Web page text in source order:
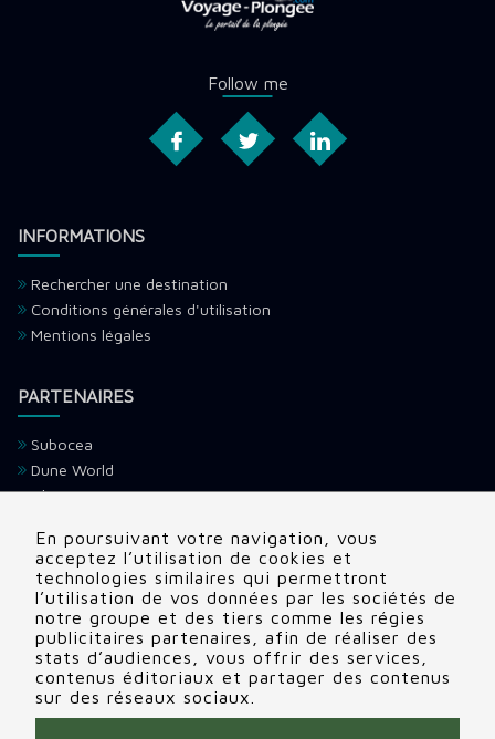
Follow me
INFORMATIONS
Rechercher une destination
Conditions générales d'utilisation
Mentions légales
PARTENAIRES
Subocea
Dune World
Ultramarina
Devenir partenaire
CONTACTS
Adresse:22 rue Edouard, Clamart (92140), France
Tél:+336 69 72 88 86
Contactez nous
En poursuivant votre navigation, vous
acceptez l’utilisation de cookies et
technologies similaires qui permettront
l’utilisation de vos données par les sociétés de
notre groupe et des tiers comme les régies
publicitaires partenaires, afin de réaliser des
stats d’audiences, vous offrir des services,
contenus éditoriaux et partager des contenus
sur des réseaux sociaux.